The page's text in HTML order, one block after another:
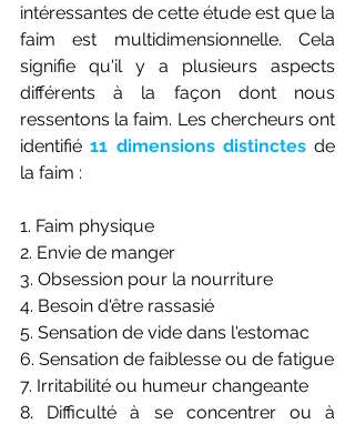
intéressantes de cette étude est que la
faim est multidimensionnelle. Cela
signifie qu'il y a plusieurs aspects
différents à la façon dont nous
ressentons la faim. Les chercheurs ont
identifié 11 dimensions distinctes de
la faim :
1. Faim physique
2. Envie de manger
3. Obsession pour la nourriture
4. Besoin d'être rassasié
5. Sensation de vide dans l'estomac
6. Sensation de faiblesse ou de fatigue
7. Irritabilité ou humeur changeante
8. Difficulté à se concentrer ou à